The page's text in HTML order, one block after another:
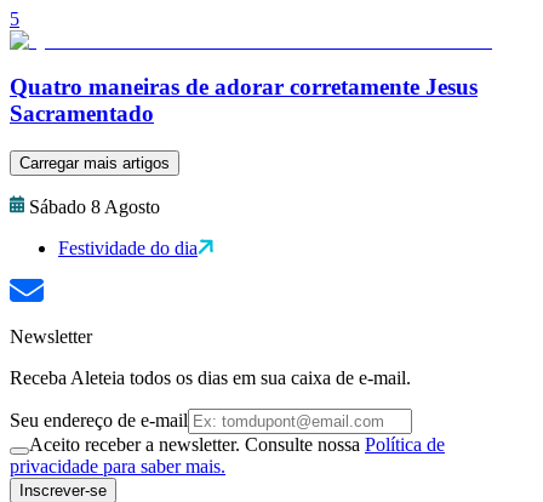
5
Quatro maneiras de adorar corretamente Jesus
Sacramentado
Carregar mais artigos
Sábado 8 Agosto
Festividade do dia
Newsletter
Receba Aleteia todos os dias em sua caixa de e-mail.
Seu endereço de e-mail
Aceito receber a newsletter. Consulte nossa Política de
privacidade para saber mais.
Inscrever-se